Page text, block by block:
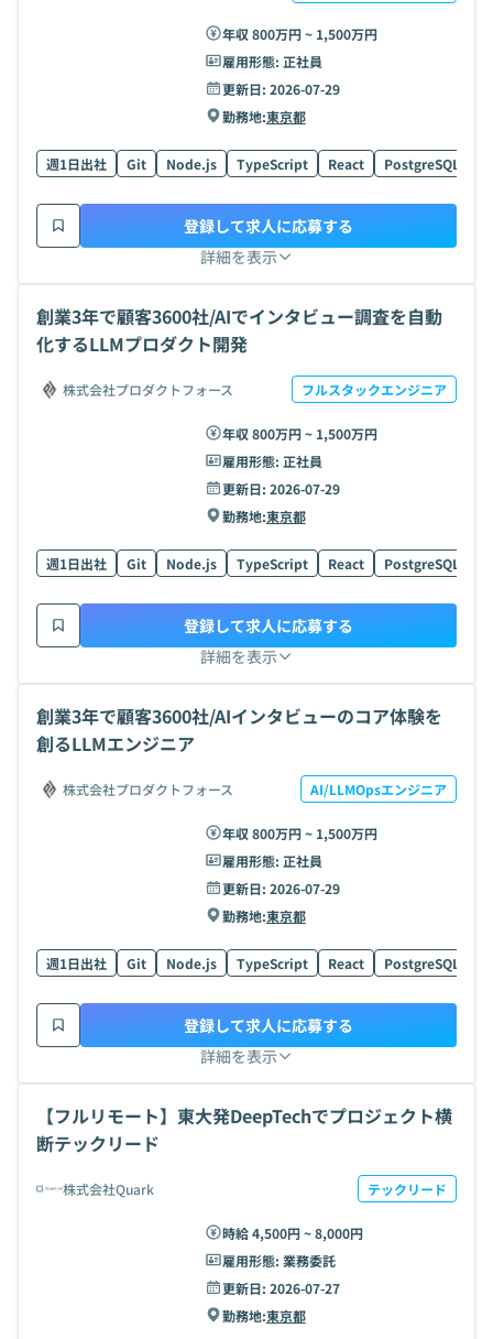
年収 800万円 ~ 1,500万円
雇用形態: 正社員
更新日: 2026-07-29
勤務地:東京都
週1日出社 Git Node.js TypeScript React PostgreSQL
詳細を表示
登録して求人に応募する
創業3年で顧客3600社/AIでインタビュー調査を自動
化するLLMプロダクト開発
株式会社プロダクトフォース フルスタックエンジニア
年収 800万円 ~ 1,500万円
雇用形態: 正社員
更新日: 2026-07-29
勤務地:東京都
週1日出社 Git Node.js TypeScript React PostgreSQL
詳細を表示
登録して求人に応募する
創業3年で顧客3600社/AIインタビューのコア体験を
創るLLMエンジニア
株式会社プロダクトフォース AI/LLMOpsエンジニア
年収 800万円 ~ 1,500万円
雇用形態: 正社員
更新日: 2026-07-29
勤務地:東京都
週1日出社 Git Node.js TypeScript React PostgreSQL
詳細を表示
登録して求人に応募する
【フルリモート】東大発DeepTechでプロジェクト横
断テックリード
株式会社Quark テックリード
時給 4,500円 ~ 8,000円
雇用形態: 業務委託
更新日: 2026-07-27
勤務地:東京都